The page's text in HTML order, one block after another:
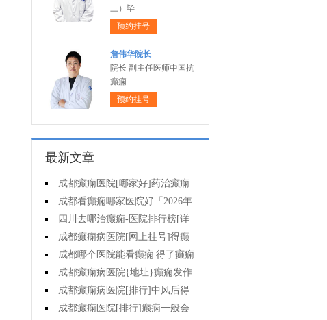
三）毕
预约挂号
詹伟华院长
院长 副主任医师中国抗
癫痫
预约挂号
最新文章
成都癫痫医院[哪家好]药治癫痫
病怎么效果好?
成都看癫痫哪家医院好「2026年
度公布」立冬后癫痫病人应多注意
什么?
四川去哪治癫痫-医院排行榜[详
细排名]四川哪儿能有效治疗癫痫?
成都癫痫病医院[网上挂号]得癫
痫的女性母乳喂养时要注意什么?
成都哪个医院能看癫痫|得了癫痫
会有什么症状?
成都癫痫病医院{地址}癫痫发作
跟哪些因素有关?
成都癫痫病医院[排行]中风后得
的癫痫能治吗
成都癫痫医院[排行]癫痫一般会